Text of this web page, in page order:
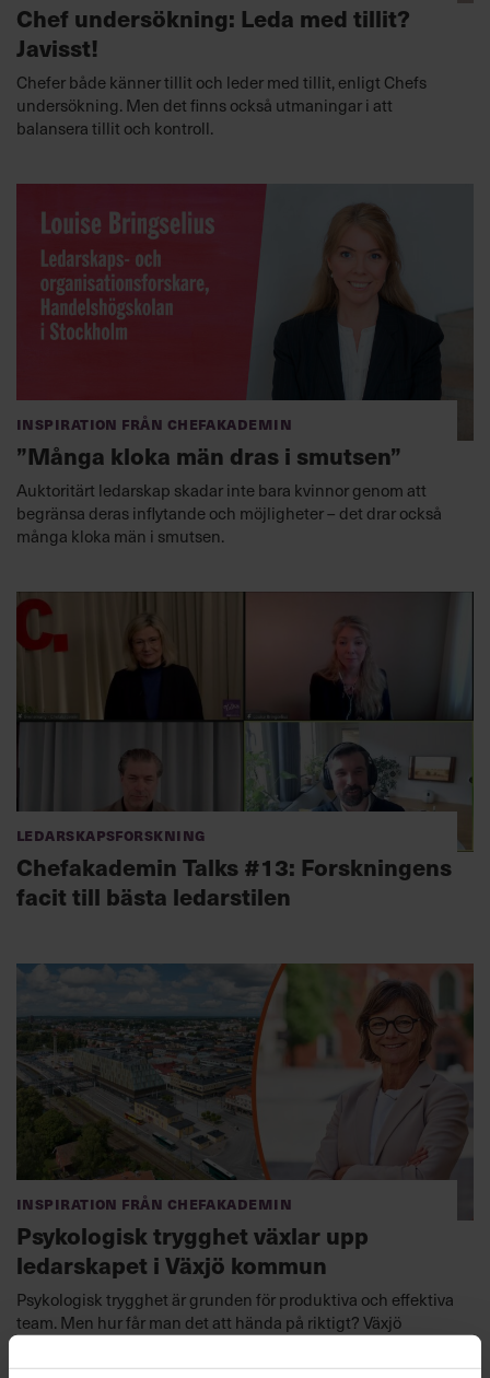
Chef undersökning: Leda med tillit?
Javisst!
Chefer både känner tillit och leder med tillit, enligt Chefs
undersökning. Men det finns också utmaningar i att
balansera tillit och kontroll.
Inspiration från Chefakademin
”Många kloka män dras i smutsen”
Auktoritärt ledarskap skadar inte bara kvinnor genom att
begränsa deras inflytande och möjligheter – det drar också
många kloka män i smutsen.
Ledarskapsforskning
Chefakademin Talks #13: Forskningens
facit till bästa ledarstilen
Inspiration från Chefakademin
Psykologisk trygghet växlar upp
ledarskapet i Växjö kommun
Psykologisk trygghet är grunden för produktiva och effektiva
team. Men hur får man det att hända på riktigt? Växjö